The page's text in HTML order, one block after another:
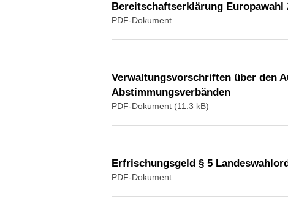
Bereitschaftserklärung Europawahl
PDF-Dokument
Verwaltungsvorschriften über den
Abstimmungsverbänden
PDF-Dokument (11.3 kB)
Erfrischungsgeld § 5
PDF-Dokument